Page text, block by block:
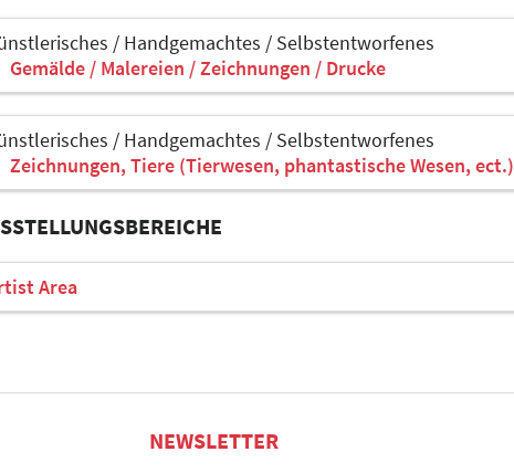
/ Handgemachtes / Selbstentworfenes
Gemälde / Malereien / Zeichnungen / Drucke
/ Handgemachtes / Selbstentworfenes
Zeichnungen, Tiere (Tierwesen, phantastische Wesen, ect.)
Area
NEWSLETTER